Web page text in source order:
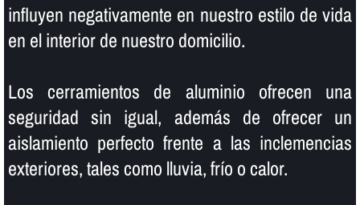
influyen negativamente en nuestro estilo de vida
en el interior de nuestro domicilio.
Los cerramientos de aluminio ofrecen una
seguridad sin igual, además de ofrecer un
aislamiento perfecto frente a las inclemencias
exteriores, tales como lluvia, frí­o o calor.